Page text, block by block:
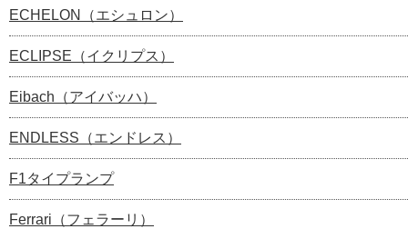
ECHELON（エシュロン）
ECLIPSE（イクリプス）
Eibach（アイバッハ）
ENDLESS（エンドレス）
F1タイプランプ
Ferrari（フェラーリ）